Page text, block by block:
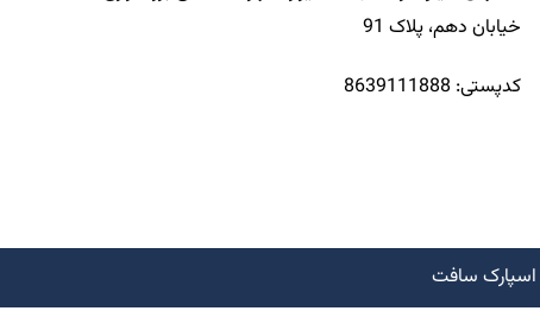
خیابان دهم، پلاک 91
کدپستی: 8639111888
اسپارک سافت